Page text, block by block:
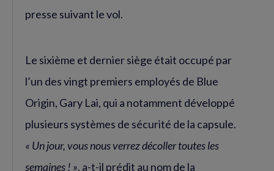
presse suivant le vol.
Le sixième et dernier siège était occupé par
l’un des vingt premiers employés de Blue
Origin, Gary Lai, qui a notamment développé
plusieurs systèmes de sécurité de la capsule.
« Un jour, vous nous verrez décoller toutes les
semaines ! », a-t-il prédit au nom de la